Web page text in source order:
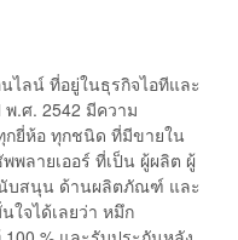
ไลน์ ที่อยู่ในธุรกิจไอทีและ
.ศ. 2542 มีความ
กยี่ห้อ ทุกชนิด ที่มีขายใน
พลายเออร์ ที่เป็น ผู้ผลิต ผู้
บสนุน ด้านผลิตภัณฑ์ และ
ใจได้เลยว่า หมึก